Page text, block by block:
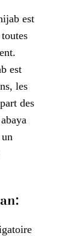
est
est
les
des